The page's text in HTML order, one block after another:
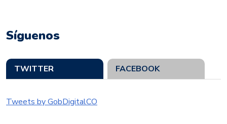
Síguenos
TWITTER FACEBOOK
Tweets by GobDigitalCO